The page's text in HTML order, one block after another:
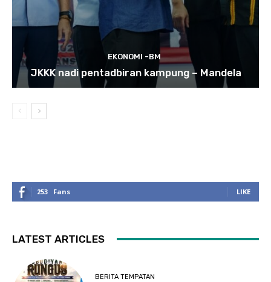
EKONOMI -BM
JKKK nadi pentadbiran kampung – Mandela
253 Fans LIKE
LATEST ARTICLES
BERITA TEMPATAN